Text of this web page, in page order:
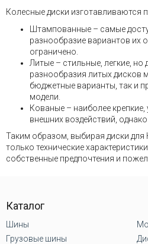
Колесные диски изготавливаются
Штампованные – самые
разнообразие вариантов их
ограничено.
Литые – стильные, легкие, но
разнообразия литых дисков
бюджетные варианты, так и
модели.
Кованые – наиболее
внешних воздействий,
Таким образом, выбирая диски для
только технические
собственные предпочтения и
Каталог
Шины
Грузовые шины